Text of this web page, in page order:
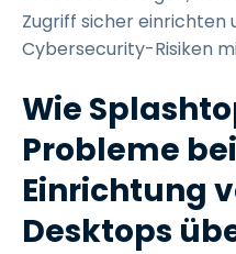
Zugriff sicher einrichten
Cybersecurity-Risiken
Wie
Probleme
Einrichtung
Desktops